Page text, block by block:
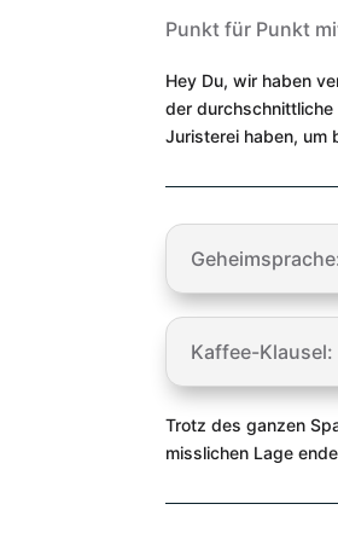
Punkt für Punkt
Hey Du, wir haben
der durchschnittliche
Juristerei haben, um
Kaffee-Klausel:
Trotz des ganzen
misslichen Lage